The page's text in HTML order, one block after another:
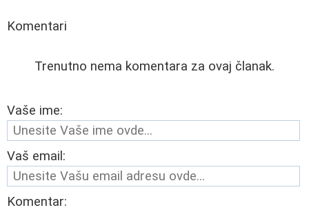
Komentari
Trenutno nema komentara za ovaj članak.
Vaše ime:
Vaš email:
Komentar: